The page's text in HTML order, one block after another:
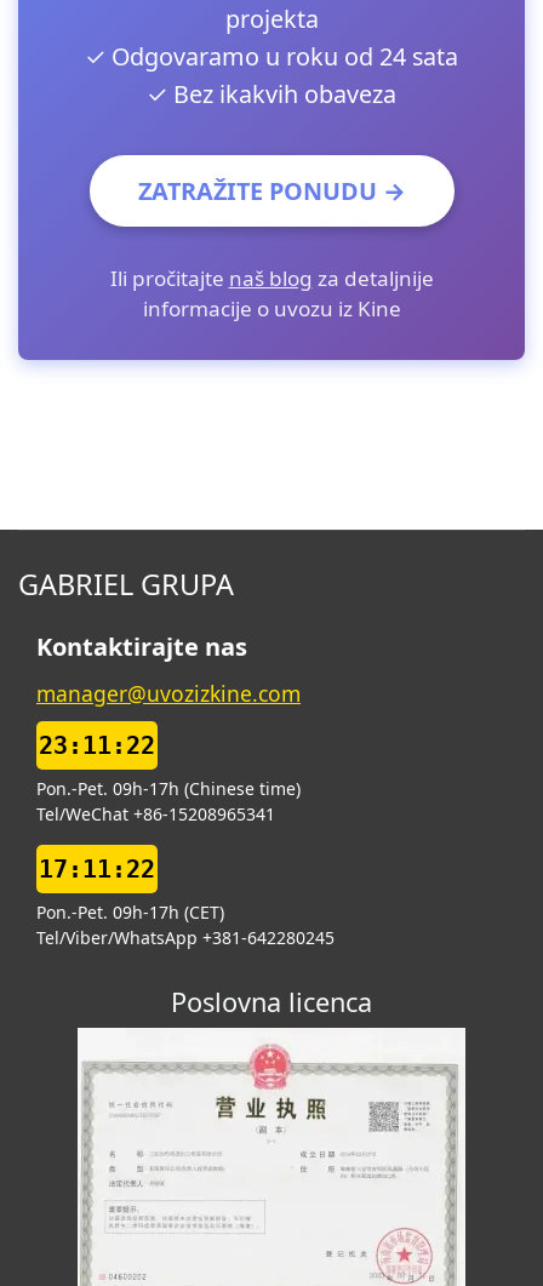
projekta
✓ Odgovaramo u roku od 24 sata
✓ Bez ikakvih obaveza
ZATRAŽITE PONUDU →
Ili pročitajte naš blog za detaljnije
informacije o uvozu iz Kine
GABRIEL GRUPA
Kontaktirajte nas
manager@uvozizkine.com
23:11:23
Pon.-Pet. 09h-17h (Chinese time)
Tel/WeChat +86-15208965341
17:11:23
Pon.-Pet. 09h-17h (CET)
Tel/Viber/WhatsApp +381-642280245
Poslovna licenca